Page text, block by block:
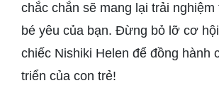
chắc chắn sẽ mang lại trải
bé yêu của bạn. Đừng bỏ lỡ cơ
chiếc Nishiki Helen để đồng hành
triển của con trẻ!